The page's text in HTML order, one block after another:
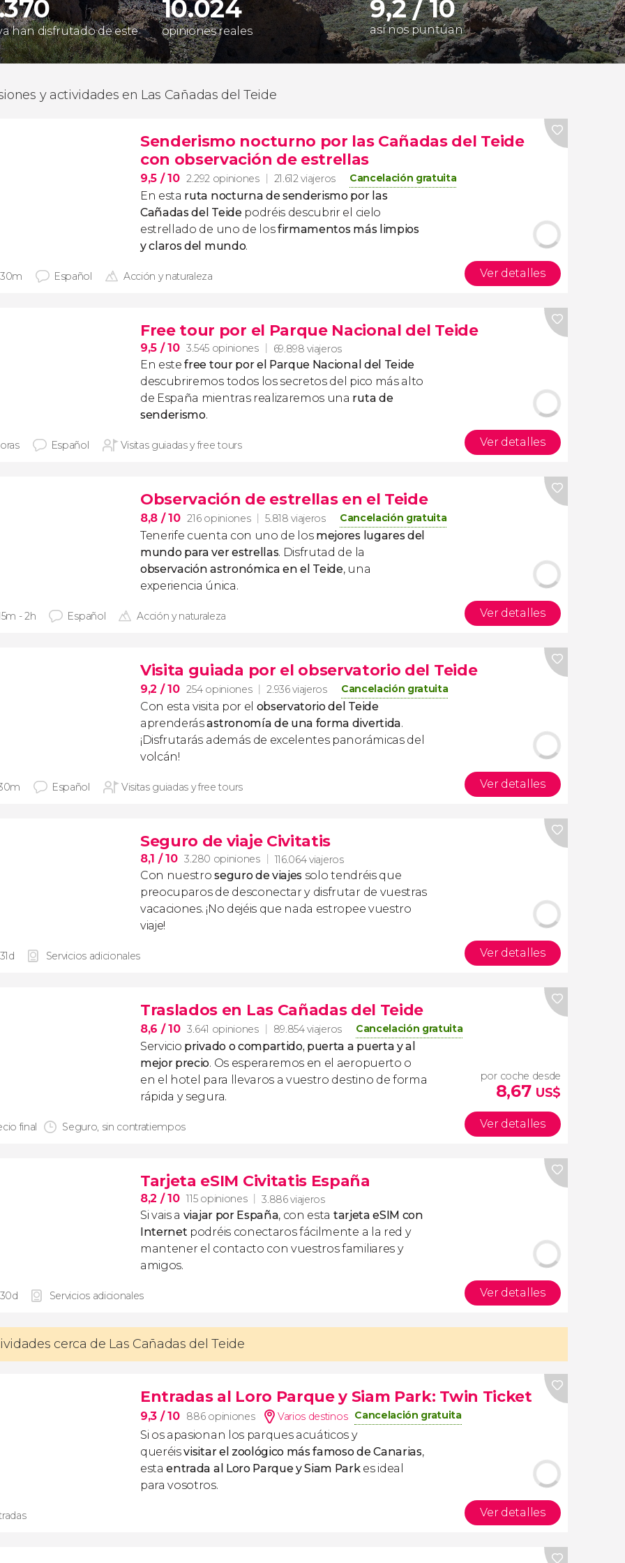
han disfrutado de este
10.024
opiniones reales
9,2 / 10
así nos puntúan
y actividades en Las Cañadas del Teide
Senderismo nocturno por las Cañadas del Teide
con observación de estrellas
9,5 / 10 2.292 opiniones 21.612 viajeros Cancelación gratuita
En esta ruta nocturna de senderismo por las
Cañadas del Teide podréis descubrir el cielo
estrellado de uno de losfirmamentos más limpios
y claros del mundo.
Español Acción y naturaleza Ver detalles
Free tour por el Parque Nacional del Teide
9,5 / 10 3.545 opiniones 69.898 viajeros
En este free tour por el Parque Nacional del Teide
descubriremos todos los secretos del pico más alto
de España mientras realizaremos una ruta de
senderismo.
Español Visitas guiadas y free tours Ver detalles
Observación de estrellas en el Teide
8,8 / 10 216 opiniones 5.818 viajeros Cancelación gratuita
Tenerife cuenta con uno de los mejores lugares del
mundo para ver estrellas. Disfrutad de la
observación astronómica en el Teide, una
experiencia única.
- 2h Español Acción y naturaleza Ver detalles
Visita guiada por el observatorio del Teide
9,2 / 10 254 opiniones 2.936 viajeros Cancelación gratuita
Con esta visita por el observatorio del Teide
aprenderásastronomía de una forma divertida.
¡Disfrutarás además de excelentes panorámicas del
volcán!
Español Visitas guiadas y free tours Ver detalles
Seguro de viaje Civitatis
8,1 / 10 3.280 opiniones 116.064 viajeros
Con nuestroseguro de viajes solo tendréis que
preocuparos de desconectar y disfrutar de vuestras
vacaciones. ¡No dejéis que nada estropee vuestro
viaje!
Servicios adicionales Ver detalles
Traslados en Las Cañadas del Teide
8,6 / 10 3.641 opiniones 89.854 viajeros Cancelación gratuita
Servicio privado o compartido, puerta a puerta y al
mejor precio. Os esperaremos en el aeropuerto o
en el hotel para llevaros a vuestro destino de forma
rápida y segura.
final Seguro, sin contratiempos
por coche desde
8,67 US$
Ver detalles
Tarjeta eSIM Civitatis España
8,2 / 10 115 opiniones 3.886 viajeros
Si vais a viajar por España, con esta tarjeta eSIM con
Internet podréis conectaros fácilmente a la red y
mantener el contacto con vuestros familiares y
amigos.
Servicios adicionales Ver detalles
cerca de Las Cañadas del Teide
Entradas al Loro Parque y Siam Park: Twin Ticket
9,3 / 10 886 opiniones Varios destinos Cancelación gratuita
Si os apasionan los parques acuáticos y
queréisvisitar el zoológico más famoso de Canarias,
estaentrada al Loro Parque y Siam Parkes ideal
para vosotros.
Ver detalles